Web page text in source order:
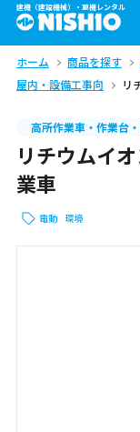
建機（建設機械）・重機レンタル
商品一覧
問合せ依頼リ
北海道
ホーム 商品を探す
屋内・設備工事向
リ
高所作業車・作業台
リチウムイ
業車
電動 環境